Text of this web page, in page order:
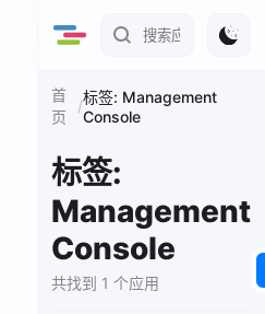
首
页
/标签: Management
Console
标签:
Management
Console
共找到 1 个应用